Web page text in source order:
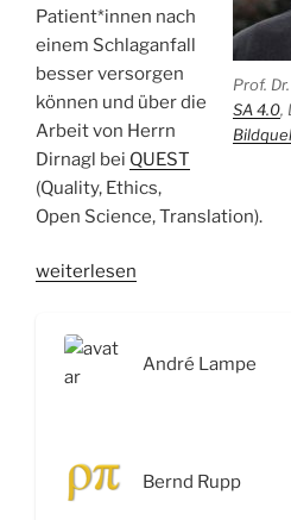
Prof.
SA 4.0,
Patient*innen nach
einem Schlaganfall
besser versorgen
können und über die
Arbeit von Herrn
Dirnagl bei QUEST
(Quality, Ethics,
Open Science, Translation).
„WSR019
Units
und
Forschung
weiterlesen
André Lampe
Bernd Rupp